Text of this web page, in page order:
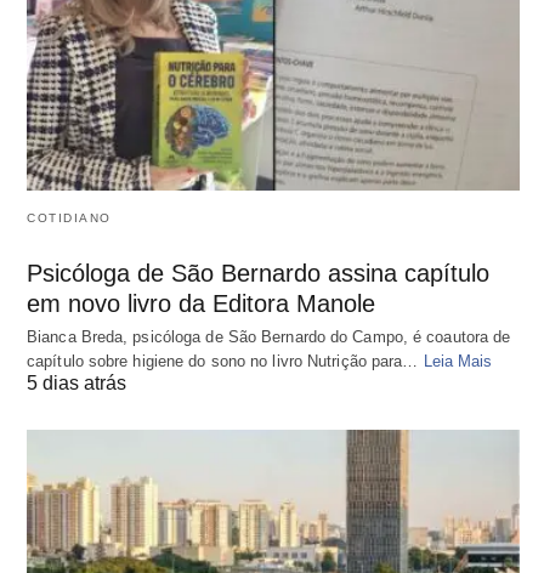
COTIDIANO
Psicóloga de São Bernardo assina capítulo
em novo livro da Editora Manole
Bianca Breda, psicóloga de São Bernardo do Campo, é coautora de
capítulo sobre higiene do sono no livro Nutrição para… Leia Mais
5 dias atrás